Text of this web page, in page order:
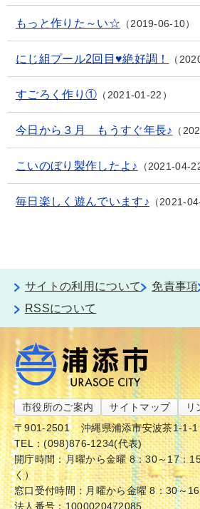
もっと作りた～い☆ 2019-06-10
にじ組プール2回目♥絶好調！
すごろく作り① 2021-01-22
今日から３月 もうすぐ年長♪
こいのぼり製作したよ♪ 2021-04-
毎日楽しく遊んでいます♪ 2021-
サイトの利用について 免責事項
RSSについて
市役所のご案内 サイトマップ リ
〒901-2501
沖縄県浦添市安波茶1-1-1
TEL：(098)876-1234(代表)
開庁時間：月曜から金曜 8：30～17：
く）
窓口受付時間：月曜から金曜 8：30～
法人番号：1000020472085